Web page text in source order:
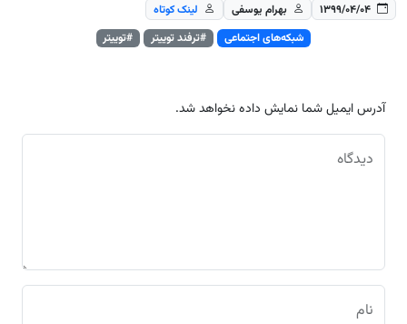
۱۳۹۹/۰۴/۰۴ بهرام یوسفی
لینک کوتاه
شبکه‌های اجتماعی
#ترفند توییتر #توییتر
آدرس ایمیل شما نمایش داده نخواهد شد.
دیدگاه
نام